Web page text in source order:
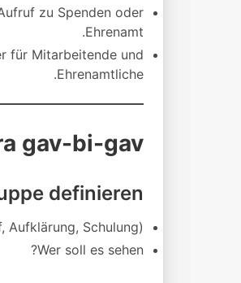
zu Spenden oder
Ehrenamt.
für Mitarbeitende und
Ehrenamtliche.
gav-bi-gav
definieren
Aufklärung, Schulung)
Wer soll es sehen?